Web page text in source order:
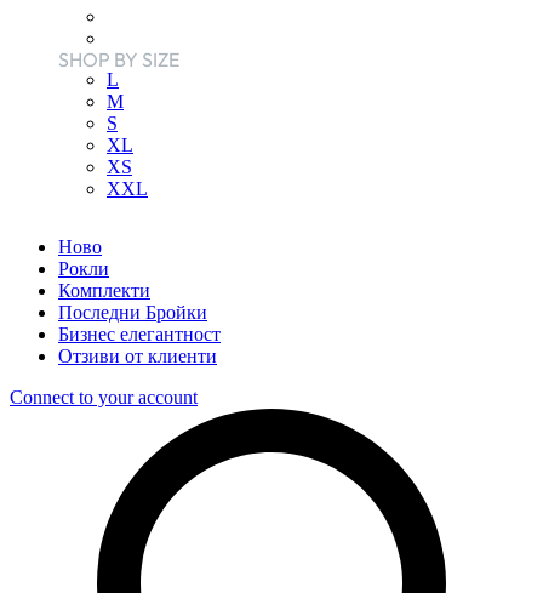
SHOP BY SIZE
L
M
S
XL
XS
XXL
Ново
Рокли
Комплекти
Последни Бройки
Бизнес елегантност
Отзиви от клиенти
Connect to your account